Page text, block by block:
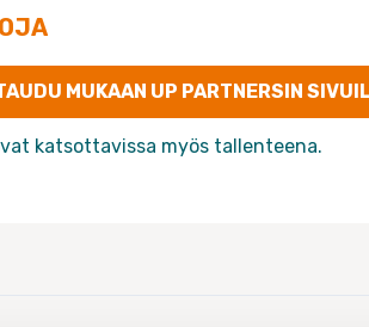
MUKAAN UP PARTNERSIN
katsottavissa myös tallenteena.